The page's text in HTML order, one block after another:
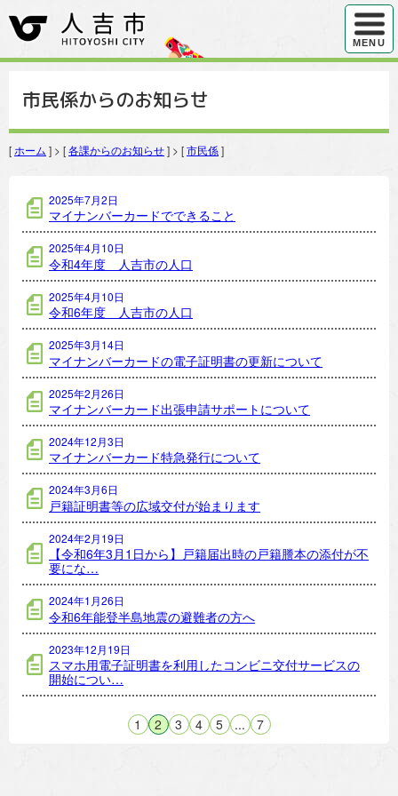
ハンバ
MENU
市民係からのお知らせ
[ ホーム ] > [各課からのお知らせ] > [市民係]
市民係の記事一覧
2025年7月2日
マイナンバーカードでできること
2025年4月10日
令和4年度 人吉市の人口
2025年4月10日
令和6年度 人吉市の人口
2025年3月14日
マイナンバーカードの電子証明書の更新について
2025年2月26日
マイナンバーカード出張申請サポートについて
2024年12月3日
マイナンバーカード特急発行について
2024年3月6日
戸籍証明書等の広域交付が始まります
2024年2月19日
【令和6年3月1日から】戸籍届出時の戸籍謄本の添付が不
要にな…
2024年1月26日
令和6年能登半島地震の避難者の方へ
2023年12月19日
スマホ用電子証明書を利用したコンビニ交付サービスの
開始につい…
1 2 3 4 5 ... 7